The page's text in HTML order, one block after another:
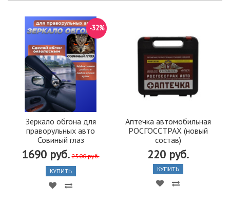
Зеркало обгона для
праворульных авто
Совиный глаз
1690 руб. 2500 руб.
-32%
КУПИТЬ
Аптечка автомобильная
РОСГОССТРАХ (новый
состав)
220 руб.
КУПИТЬ